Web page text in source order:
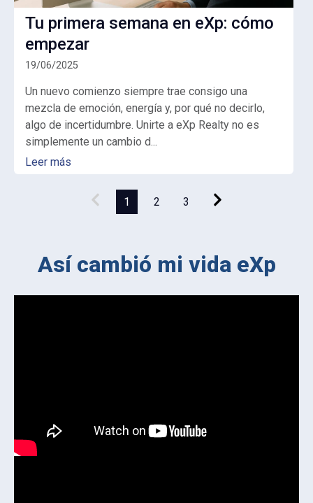
Tu primera semana en eXp: cómo
empezar
19/06/2025
Un nuevo comienzo siempre trae consigo una
mezcla de emoción, energía y, por qué no decirlo,
algo de incertidumbre. Unirte a eXp Realty no es
simplemente un cambio d...
Leer más
1 2 3
Así cambió mi vida eXp